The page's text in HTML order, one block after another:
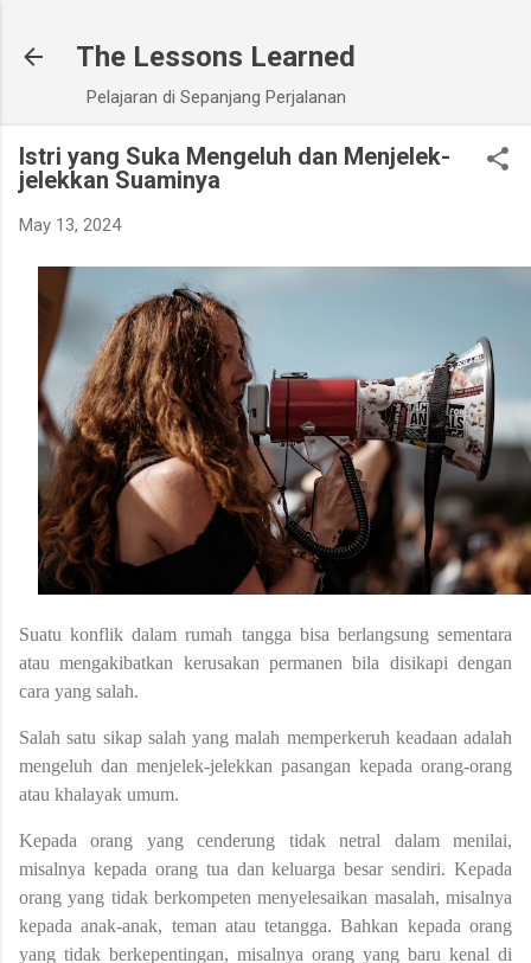
The Lessons Learned
Pelajaran di Sepanjang Perjalanan
Istri yang Suka Mengeluh dan Menjelek-
jelekkan Suaminya
May 13, 2024
Suatu konflik dalam rumah tangga bisa berlangsung sementara
atau mengakibatkan kerusakan permanen bila disikapi dengan
cara yang salah.
Salah satu sikap salah yang malah memperkeruh keadaan adalah
mengeluh dan menjelek-jelekkan pasangan kepada orang-orang
atau khalayak umum.
Kepada orang yang cenderung tidak netral dalam menilai,
misalnya kepada orang tua dan keluarga besar sendiri. Kepada
orang yang tidak berkompeten menyelesaikan masalah, misalnya
kepada anak-anak, teman atau tetangga. Bahkan kepada orang
yang tidak berkepentingan, misalnya orang yang baru kenal di